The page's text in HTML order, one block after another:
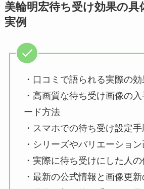
美輪明宏待ち受け効果の具
実例
・口コミで語られる実際の効
・高画質な待ち受け画像の
ード方法
・スマホでの待ち受け設定
・シリーズやバリエーショ
・実際に待ち受けにした人
・最新の公式情報と画像更新